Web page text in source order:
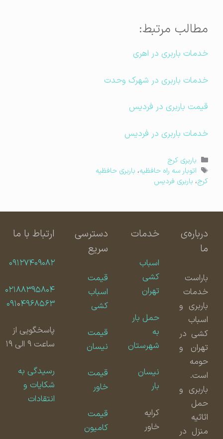
مطالب مرتبط:
خدمات باربری در اهری
خدمات باربری در شهرک وحدت
قیمت باربری در فردیس
خدمات باربری در فردیس
دسته‌ها
باربری کرج
برچسب‌ها
اتوبار سه راه حافظیه،باربری حافظیه
باربری فردیس
درباره‌ی
باراست
خدمات
باربری و
اسباب
کشی در
تهران و
حومه
است.
باربری و
حمل
اثاثیه
منزل در
خدمات
اسباب
کشی
تهران
حمل بار
شهرستان
نیسان
دسترسی
سریع
قیمت
اسباب
کشی
قیمت
نیسان
قیمت
قیمت
کامیون
ارتباط با ما
۰۹۱۲۷۴۰۹۰۸۲
۰۲۱۸۸۳۹۵۸۰۴
۰۹۱۰۴۹۶۸۵۶۳
پاسخگویی از
ساعت ۹ الی ۱۹
رسیدگی به
شکایات و
انتقادات